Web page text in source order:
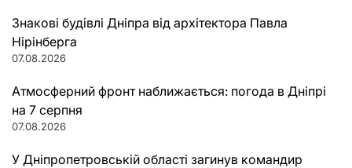
Знакові будівлі Дніпра від архітектора Павла
Нірінберга
07.08.2026
Атмосферний фронт наближається: погода в Дніпрі
на 7 серпня
07.08.2026
У Дніпропетровській області загинув командир